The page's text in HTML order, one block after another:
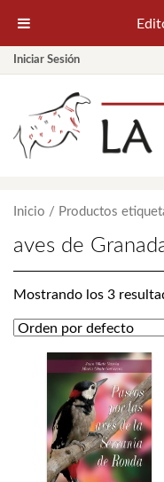
Iniciar Sesión
Inicio / Productos
aves de
Mostrando los 3